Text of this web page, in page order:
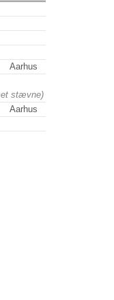
Aarhus
stævne)
Aarhus